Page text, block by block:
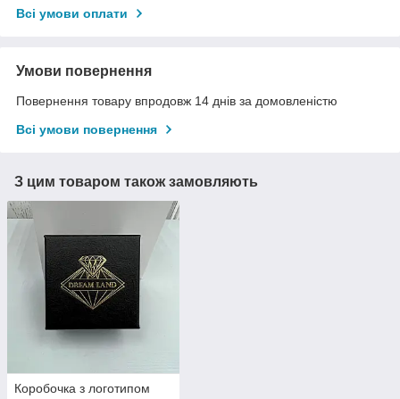
Всі умови оплати
Умови повернення
Повернення товару впродовж 14 днів за домовленістю
Всі умови повернення
З цим товаром також замовляють
Коробочка з логотипом